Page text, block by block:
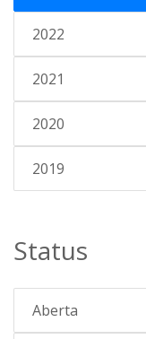
2022
2021
2020
2019
Status
Aberta